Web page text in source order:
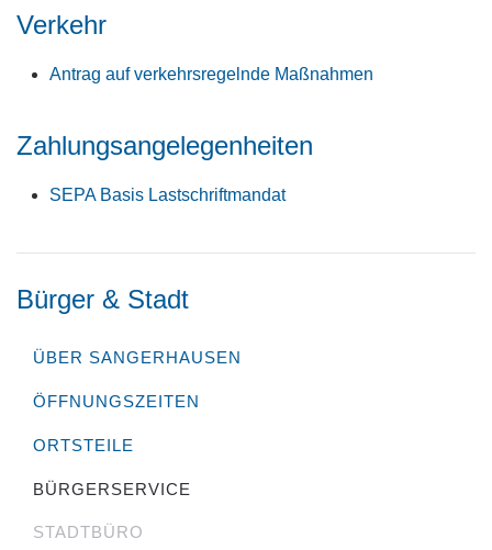
Verkehr
Antrag auf verkehrsregelnde Maßnahmen
Zahlungsangelegenheiten
SEPA Basis Lastschriftmandat
Bürger & Stadt
ÜBER SANGERHAUSEN
ÖFFNUNGSZEITEN
ORTSTEILE
BÜRGERSERVICE
STADTBÜRO